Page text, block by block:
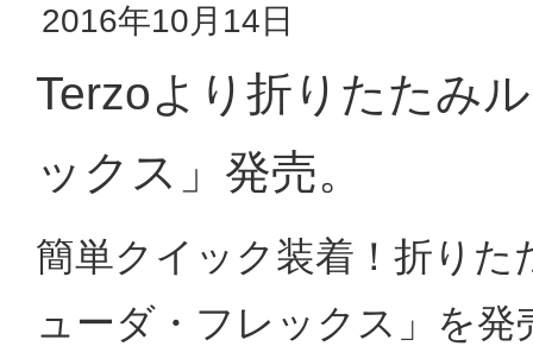
2016年10月14日
Terzoより折りたたみ
ックス」発売。
簡単クイック装着！折り
ューダ・フレックス」を